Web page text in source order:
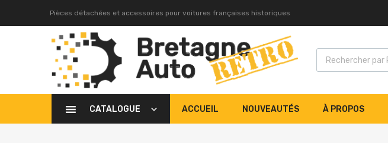
Pièces détachées et accessoires pour voitures françaises historiques
CATALOGUE ACCUEIL NOUVEAUTÉS À PROPOS